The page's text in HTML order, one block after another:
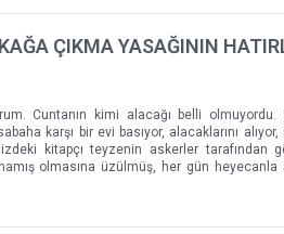
ÇIKMA YASAĞININ
Cuntanın kimi alacağı belli olmuyordu.
karşı bir evi basıyor, alacaklarını
kitapçı teyzenin askerler tarafından
olmasına üzülmüş, her gün heyecanla